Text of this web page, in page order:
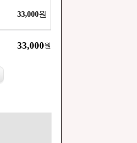
33,000원
33,000원